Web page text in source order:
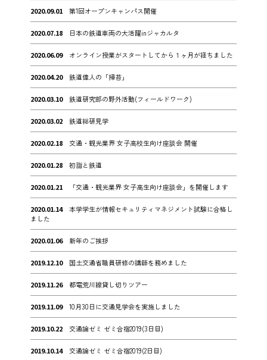
2020.09.01 第1回オープンキャンパス開催
2020.07.18 日本の鉄道車両の大活躍inジャカルタ
2020.06.09 オンライン授業がスタートしてから１ヶ月が経ちました
2020.04.20 鉄道偉人の「掃苔」
2020.03.10 鉄道研究部の野外活動(フィールドワーク)
2020.03.02 鉄道総研見学
2020.02.18 交通・観光業界 女子高校生向け座談会 開催
2020.01.28 初詣と鉄道
2020.01.21 「交通・観光業界 女子高生向け座談会」を開催します
2020.01.14
本学学生が情報セキュリティマネジメント試験に合格し
ました
2020.01.06 新年のご挨拶
2019.12.10 国土交通省職員研修の講師を務めました
2019.11.26 都電荒川線貸し切りツアー
2019.11.09 10月30日に交通見学会を実施しました
2019.10.22 交通論ゼミ ゼミ合宿2019(3日目)
2019.10.14 交通論ゼミ ゼミ合宿2019(2日目)